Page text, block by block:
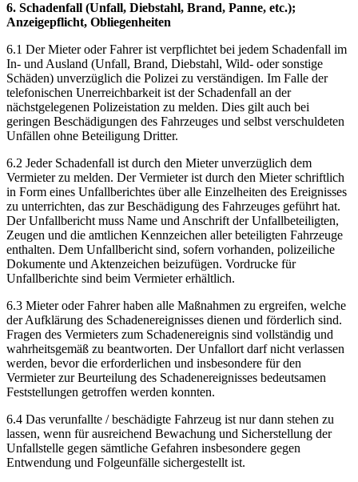
6. Schadenfall (Unfall, Diebstahl, Brand, Panne, etc.);
Anzeigepflicht, Obliegenheiten
6.1 Der Mieter oder Fahrer ist verpflichtet bei jedem Schadenfall im
In- und Ausland (Unfall, Brand, Diebstahl, Wild- oder sonstige
Schäden) unverzüglich die Polizei zu verständigen. Im Falle der
telefonischen Unerreichbarkeit ist der Schadenfall an der
nächstgelegenen Polizeistation zu melden. Dies gilt auch bei
geringen Beschädigungen des Fahrzeuges und selbst verschuldeten
Unfällen ohne Beteiligung Dritter.
6.2 Jeder Schadenfall ist durch den Mieter unverzüglich dem
Vermieter zu melden. Der Vermieter ist durch den Mieter schriftlich
in Form eines Unfallberichtes über alle Einzelheiten des Ereignisses
zu unterrichten, das zur Beschädigung des Fahrzeuges geführt hat.
Der Unfallbericht muss Name und Anschrift der Unfallbeteiligten,
Zeugen und die amtlichen Kennzeichen aller beteiligten Fahrzeuge
enthalten. Dem Unfallbericht sind, sofern vorhanden, polizeiliche
Dokumente und Aktenzeichen beizufügen. Vordrucke für
Unfallberichte sind beim Vermieter erhältlich.
6.3 Mieter oder Fahrer haben alle Maßnahmen zu ergreifen, welche
der Aufklärung des Schadenereignisses dienen und förderlich sind.
Fragen des Vermieters zum Schadenereignis sind vollständig und
wahrheitsgemäß zu beantworten. Der Unfallort darf nicht verlassen
werden, bevor die erforderlichen und insbesondere für den
Vermieter zur Beurteilung des Schadenereignisses bedeutsamen
Feststellungen getroffen werden konnten.
6.4 Das verunfallte / beschädigte Fahrzeug ist nur dann stehen zu
lassen, wenn für ausreichend Bewachung und Sicherstellung der
Unfallstelle gegen sämtliche Gefahren insbesondere gegen
Entwendung und Folgeunfälle sichergestellt ist.